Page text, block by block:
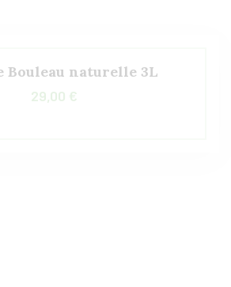
Bouleau naturelle 3L
29,00 €